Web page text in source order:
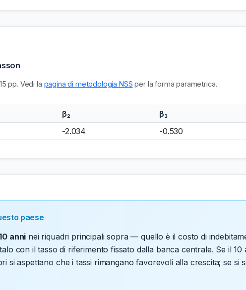
pp. Vedi la pagina di metodologia NSS per la forma parametrica.
β₂ β₃
-2.034 -0.530
paese
anni nei riquadri principali sopra — quello è il costo di
con il tasso di riferimento fissato dalla banca centrale. Se il 10
si aspettano che i tassi rimangano favorevoli alla crescita; se si